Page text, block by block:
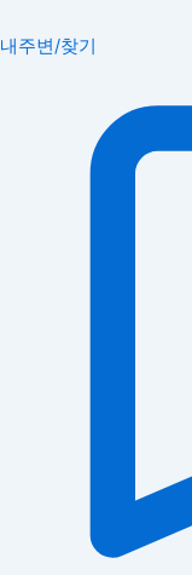
내주변/찾기